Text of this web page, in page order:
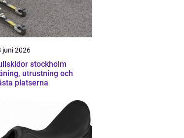
juni 2026
stockholm
utrustning och
platserna